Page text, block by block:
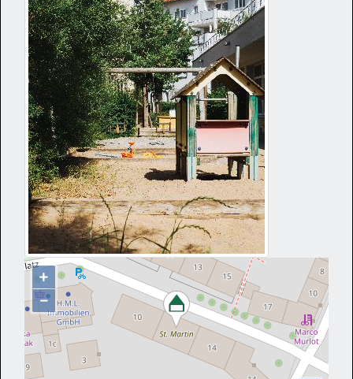
+
−